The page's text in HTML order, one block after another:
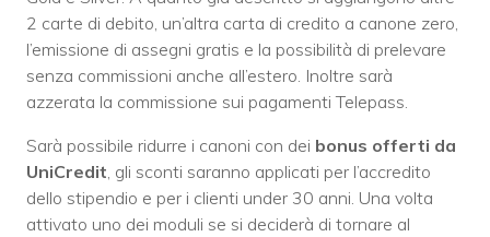
2 carte di debito, un’altra carta di credito a canone zero,
l’emissione di assegni gratis e la possibilità di prelevare
senza commissioni anche all’estero. Inoltre sarà
azzerata la commissione sui pagamenti Telepass.
Sarà possibile ridurre i canoni con dei bonus offerti da
UniCredit , gli sconti saranno applicati per l’accredito
dello stipendio e per i clienti under 30 anni. Una volta
attivato uno dei moduli se si deciderà di tornare al